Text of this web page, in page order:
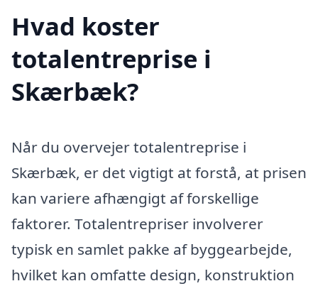
Hvad koster
totalentreprise i
Skærbæk?
Når du overvejer totalentreprise i
Skærbæk, er det vigtigt at forstå, at prisen
kan variere afhængigt af forskellige
faktorer. Totalentrepriser involverer
typisk en samlet pakke af byggearbejde,
hvilket kan omfatte design, konstruktion